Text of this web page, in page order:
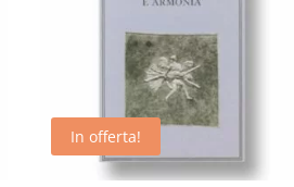
In offerta!